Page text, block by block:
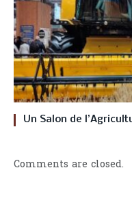
Un Salon de
Comments are closed.